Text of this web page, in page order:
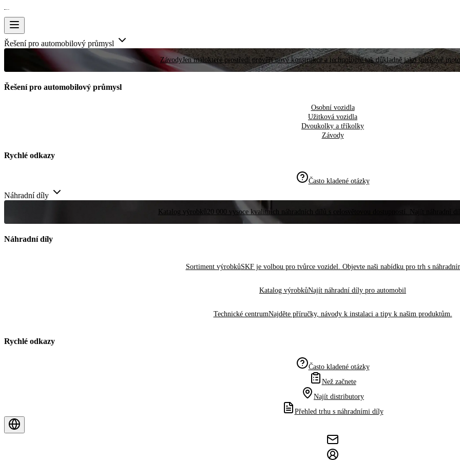
Řešení pro automobilový průmysl
ZávodyJen málokteré prostředí prověří nové konstrukce a technologie tak důkladně jako špičkové
Řešení pro automobilový průmysl
Osobní vozidla
Užitková vozidla
Dvoukolky a tříkolky
Závody
Rychlé odkazy
Často kladené otázky
Náhradní díly
Katalog výrobků20 000 vysoce kvalitních náhradních dílů s celosvětovou dostupností. Najít náhradní
Náhradní díly
Sortiment výrobkůSKF je volbou pro tvůrce vozidel. Objevte naši nabídku pro trh s
Katalog výrobkůNajít náhradní díly pro automobil
Technické centrumNajděte příručky, návody k instalaci a tipy k našim produktům.
Rychlé odkazy
Často kladené otázky
Než začnete
Najít distributory
Přehled trhu s náhradními díly